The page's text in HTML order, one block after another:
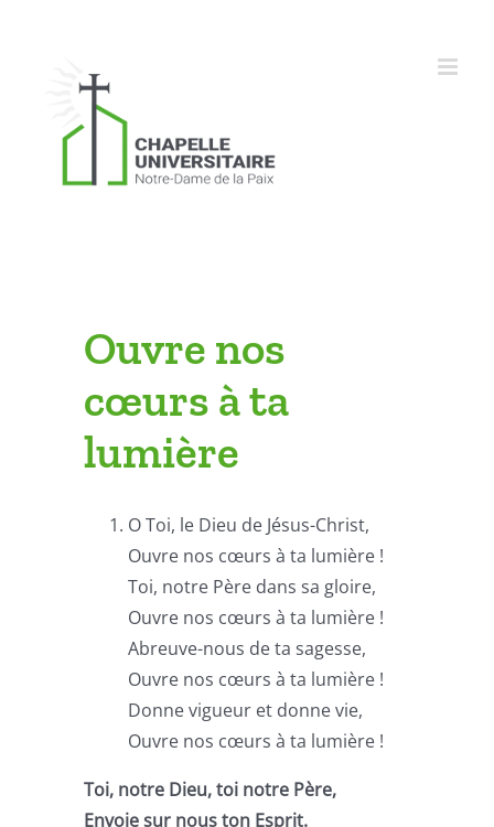
Ouvre nos
cœurs à ta
lumière
O Toi, le Dieu de Jésus-Christ,
Ouvre nos cœurs à ta lumière !
Toi, notre Père dans sa gloire,
Ouvre nos cœurs à ta lumière !
Abreuve-nous de ta sagesse,
Ouvre nos cœurs à ta lumière !
Donne vigueur et donne vie,
Ouvre nos cœurs à ta lumière !
Toi, notre Dieu, toi notre Père,
Envoie sur nous ton Esprit.